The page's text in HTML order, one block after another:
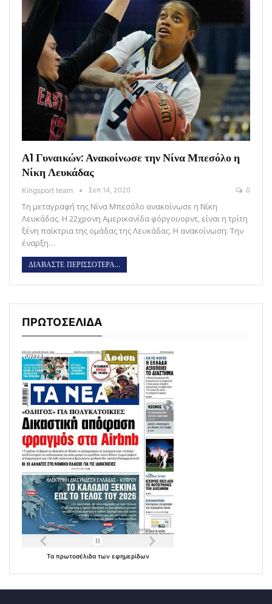
Α1 Γυναικών: Ανακοίνωσε την Νίνα Μπεσόλο η
Νίκη Λευκάδας
Kingsport team Σεπ 14, 2020 0
Τη μεταγραφή της Νίνα Μπεσόλο ανακοίνωσε η Νίκη
Λευκάδας. Η 22χρονη Αμερικανίδα φόργουορντ, είναι η τρίτη
ξένη παίκτρια της ομάδας της Λευκάδας. Η ανακοίνωση: Την
έναρξη…
ΔΙΑΒΑΣΤΕ ΠΕΡΙΣΣΟΤΕΡΑ...
ΠΡΩΤΟΣΕΛΙΔΑ
Τα πρωτοσέλιδα των εφημερίδων